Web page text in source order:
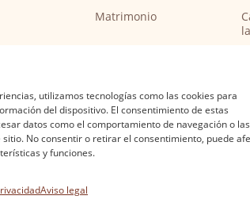
utilizamos tecnologías como las cookies para
del dispositivo. El consentimiento de estas
datos como el comportamiento de navegación o las
No consentir o retirar el consentimiento, puede
y funciones.
Aviso legal
Matrimonio
· Política de privacidad